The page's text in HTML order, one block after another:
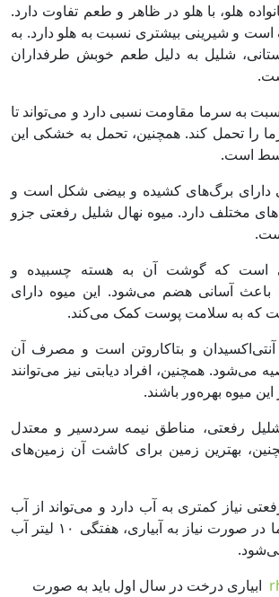
هلو، با هلو در ظاهر و طعم تفاوت دارد.
است و شیرینی بیشتری نسبت به هلو دارد. به
شلیل به دلیل طعم خوبش طرفداران
به سرما مقاومت نسبی دارد و می‌تواند تا
سرما را تحمل کند. همچنین، تحمل به خشکی این
است.
دارای برگ‌های کشیده و بیضی شکل است و
مختلف دارد. میوه نهال شلیل رفعتی جزو
است که گوشت آن به هسته چسبیده و
باعث آسانی هضم می‌شود. این میوه دارای
و بتاکاروتن است و مصرف آن
می‌شود. همچنین، افراد دیابتی نیز می‌توانند
میوه بهره‌ور باشند.
رفعتی، مناطق نیمه سردسیر و معتدل
بهترین زمین برای کاشت آن زمین‌های
نیاز کمتری به آب دارد و می‌تواند از آب
باران تأمین شود، اما در صورت نیاز به آبیاری، هفتگی ۱۰ لیتر آب
ابیاری درخت در سال اول باید به صورت